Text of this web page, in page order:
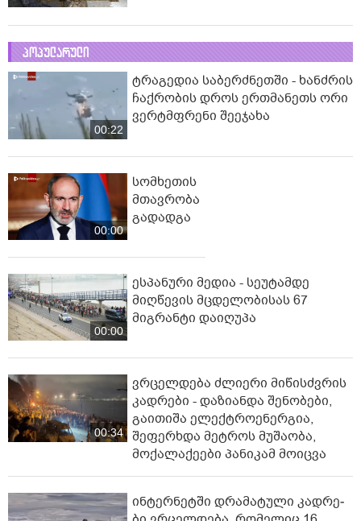
პოპულარული
00:22
ტრაგედია საბერძნეთში - ხანძრის
ჩაქრობის დროს ერთმანეთს ორი
ვერტმფრენი შეეჯახა
00:00
სომხეთის
მთავრობა
გადადგა
00:00
ესპანური მედია - სეუტამდე
მიღწევის მცდელობისას 67
მიგრანტი დაიღუპა
00:34
ვრცელდება ძლიერი მიწისძვრის
კადრები - დაზიანდა შენობები,
გაითიშა ელექტროენერგია,
შეფერხდა მეტროს მუშაობა,
მოქალაქეები პანიკამ მოიცვა
ინ­ტერ­ნეტ­ში დრა­მა­ტუ­ლი კად­რე­